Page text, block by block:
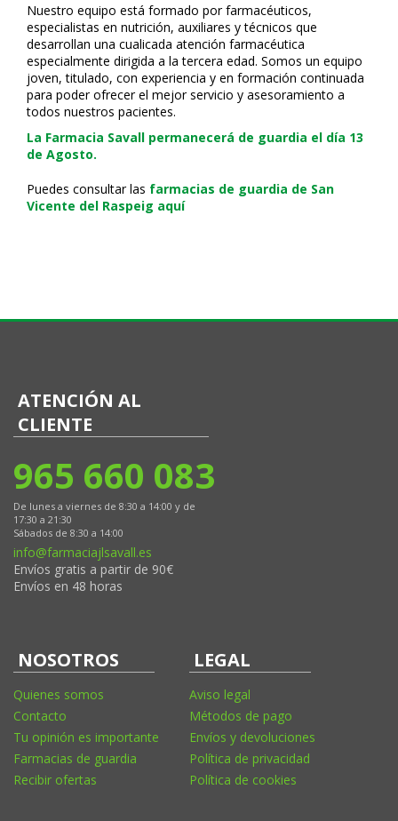
Nuestro equipo está formado por farmacéuticos,
especialistas en nutrición, auxiliares y técnicos que
desarrollan una cualificada atención farmacéutica
especialmente dirigida a la tercera edad. Somos un equipo
joven, titulado, con experiencia y en formación continuada
para poder ofrecer el mejor servicio y asesoramiento a
todos nuestros pacientes.
La Farmacia Savall permanecerá de guardia el día 13
de Agosto.
Puedes consultar las farmacias de guardia de San
Vicente del Raspeig aquí
ATENCIÓN AL
CLIENTE
965 660 083
De lunes a viernes de 8:30 a 14:00 y de
17:30 a 21:30
Sábados de 8:30 a 14:00
info@farmaciajlsavall.es
Envíos gratis a partir de 90€
Envíos en 48 horas
NOSOTROS
Quienes somos
Contacto
Tu opinión es importante
Farmacias de guardia
Recibir ofertas
LEGAL
Aviso legal
Métodos de pago
Envíos y devoluciones
Política de privacidad
Política de cookies